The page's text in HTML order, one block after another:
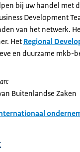
bij uw handel met
Development
van het netwerk.
Het Regional
en duurzame mkb-
Buitenlandse Zaken